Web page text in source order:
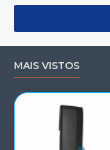
MAIS VISTOS